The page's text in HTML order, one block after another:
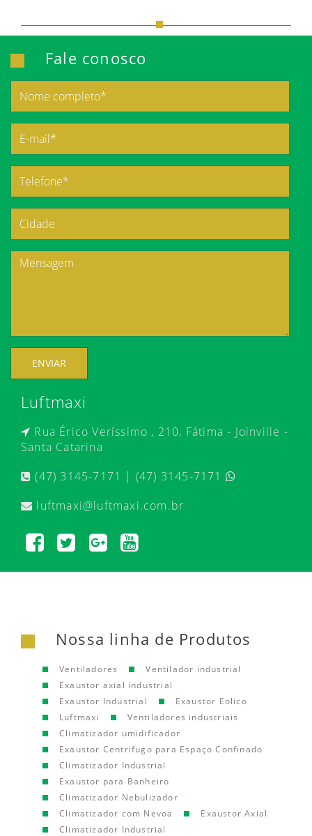
Fale conosco
ENVIAR
Luftmaxi
Rua Érico Veríssimo , 210, Fátima - Joinville -
Santa Catarina
(47) 3145-7171 | (47) 3145-7171
luftmaxi@luftmaxi.com.br
Nossa linha de Produtos
Ventiladores
Ventilador industrial
Exaustor axial industrial
Exaustor Industrial
Exaustor Eolico
Luftmaxi
Ventiladores industriais
Climatizador umidificador
Exaustor Centrifugo para Espaço Confinado
Climatizador Industrial
Exaustor para Banheiro
Climatizador Nebulizador
Climatizador com Nevoa
Exaustor Axial
Climatizador Industrial